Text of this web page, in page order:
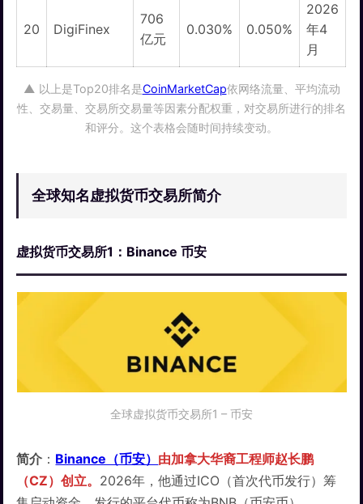
20 DigiFinex
706
亿元
0.030% 0.050%
2026
年4
月
▲ 以上是Top20排名是CoinMarketCap依网络流量、平均流动
性、交易量、交易所交易量等因素分配权重，对交易所进行的排名
和评分。这个表格会随时间持续变动。
全球知名虚拟货币交易所简介
虚拟货币交易所1：Binance 币安
全球虚拟货币交易所1 – 币安
简介 ： Binance（币安） 由加拿大华裔工程师赵长鹏
（CZ）创立。 2026年，他通过ICO（首次代币发行）筹